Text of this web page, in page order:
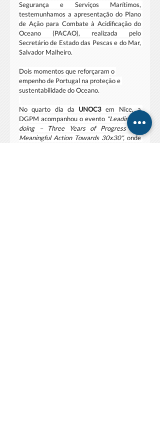
Segurança e Serviços Marítimos,
testemunhamos a apresentação do Plano
de Ação para Combate à Acidificação do
Oceano (PACAO), realizada pelo
Secretário de Estado das Pescas e do Mar,
Salvador Malheiro.
Dois momentos que reforçaram o
empenho de Portugal na proteção e
sustentabilidade do Oceano.
No quarto dia da UNOC3 em Nice, a
DGPM acompanhou o evento "Leading by
doing – Three Years of Progress and
Meaningful Action Towards 30x30", onde